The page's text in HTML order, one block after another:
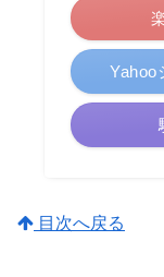
Yahoo
目次へ戻る